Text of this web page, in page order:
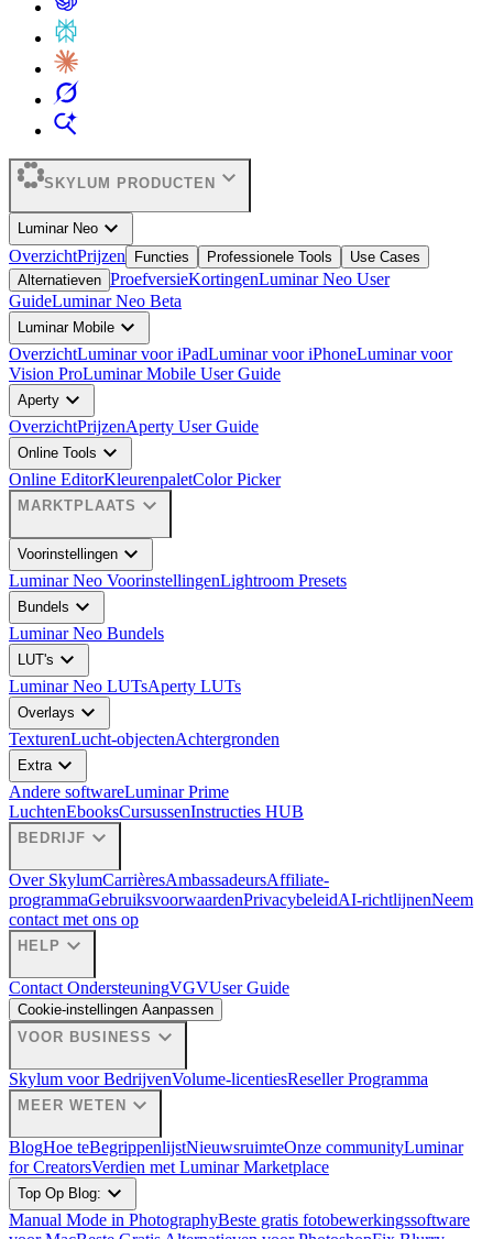
SKYLUM PRODUCTEN expand_more
Luminar Neo expand_more
OverzichtPrijzen Functies Professionele Tools
Use Cases
Alternatieven ProefversieKortingenLuminar Neo User
GuideLuminar Neo Beta
Luminar Mobile expand_more
OverzichtLuminar voor iPadLuminar voor iPhoneLuminar voor
Vision ProLuminar Mobile User Guide
Aperty expand_more
OverzichtPrijzenAperty User Guide
Online Tools expand_more
Online EditorKleurenpaletColor Picker
MARKTPLAATS expand_more
Voorinstellingen expand_more
Luminar Neo VoorinstellingenLightroom Presets
Bundels expand_more
Luminar Neo Bundels
LUT's expand_more
Luminar Neo LUTsAperty LUTs
Overlays expand_more
TexturenLucht-objectenAchtergronden
Extraexpand_more
Andere softwareLuminar Prime
LuchtenEbooksCursussenInstructies HUB
BEDRIJF expand_more
Over SkylumCarrièresAmbassadeursAffiliate-
programmaGebruiksvoorwaardenPrivacybeleidAI-richtlijnenNeem
contact met ons op
HELP expand_more
Contact OndersteuningVGVUser Guide
Cookie-instellingen Aanpassen
VOOR BUSINESS expand_more
Skylum voor BedrijvenVolume-licentiesReseller Programma
MEER WETEN expand_more
BlogHoe teBegrippenlijstNieuwsruimteOnze communityLuminar
for CreatorsVerdien met Luminar Marketplace
Top Op Blog: expand_more
Manual Mode in PhotographyBeste gratis fotobewerkingssoftware